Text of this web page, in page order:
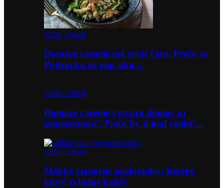
12:00 / Obed
Domáce varenie má svoje čaro. Prečo sa
Podravka už viac ako…
12:00 / Obed
Domáce varenie vytvára domov aj
samostatnosť. Prečo by si mal vedieť…
12:00 / Obed
Mäkké vianočné medovníky: Recept,
ktorý zvládne každý